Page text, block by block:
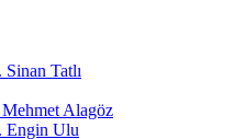
Tatlı
Alagöz
Engin Ulu